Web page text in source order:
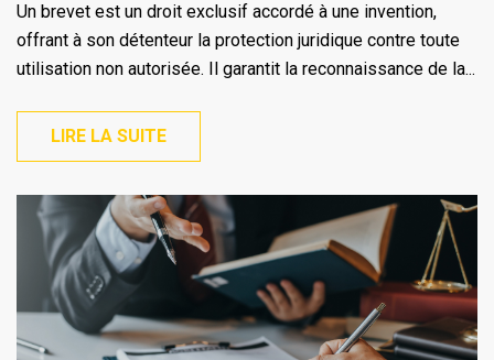
Un brevet est un droit exclusif accordé à une invention,
offrant à son détenteur la protection juridique contre toute
utilisation non autorisée. Il garantit la reconnaissance de la...
LIRE LA SUITE